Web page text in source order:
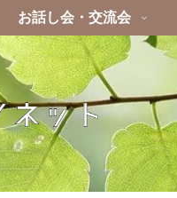
お話し会・交流会